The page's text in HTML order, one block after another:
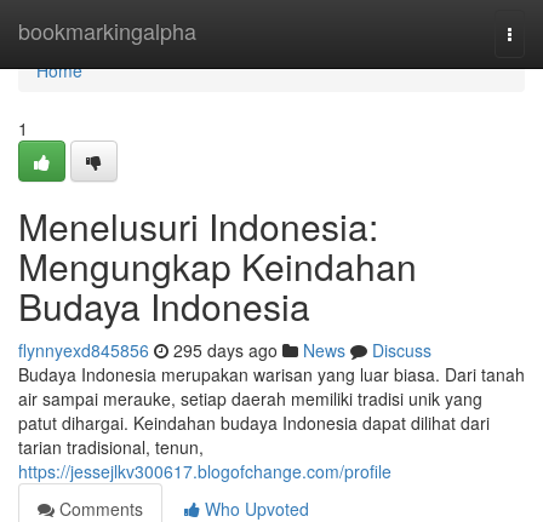
bookmarkingalpha
Home
Home
1
Menelusuri Indonesia:
Mengungkap Keindahan
Budaya Indonesia
flynnyexd845856 295 days ago News
Discuss
Budaya Indonesia merupakan warisan yang luar biasa. Dari tanah
air sampai merauke, setiap daerah memiliki tradisi unik yang
patut dihargai. Keindahan budaya Indonesia dapat dilihat dari
tarian tradisional, tenun,
https://jessejlkv300617.blogofchange.com/profile
Comments
Who Upvoted